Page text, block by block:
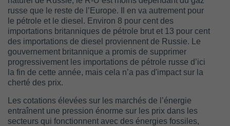
russe que le reste de l’Europe. Il en va autrement pour
le pétrole et le diesel. Environ 8 pour cent des
importations britanniques de pétrole brut et 13 pour cent
des importations de diesel proviennent de Russie. Le
gouvernement britannique a promis de supprimer
progressivement les importations de pétrole russe d’ici
la fin de cette année, mais cela n’a pas d'impact sur la
cherté des prix.
Les cotations élevées sur les marchés de l’énergie
entraînent une pression énorme sur les prix dans les
secteurs qui fonctionnent avec des énergies fossiles,